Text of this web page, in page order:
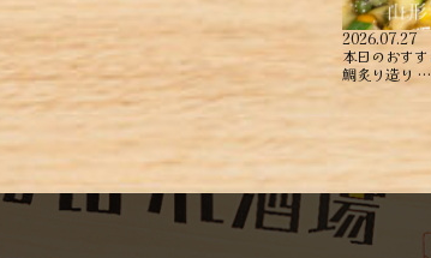
2026.07.27
本日のおす
鯛炙り造り ︎…